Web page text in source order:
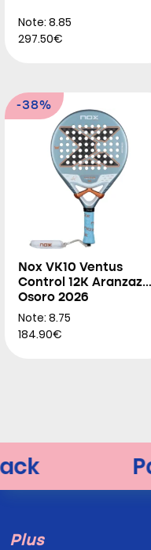
Note: 8.85
297.50€
-38%
Nox VK10 Ventus
Control 12K Aranzazu
Osoro 2026
Note: 8.75
184.90€
Plus